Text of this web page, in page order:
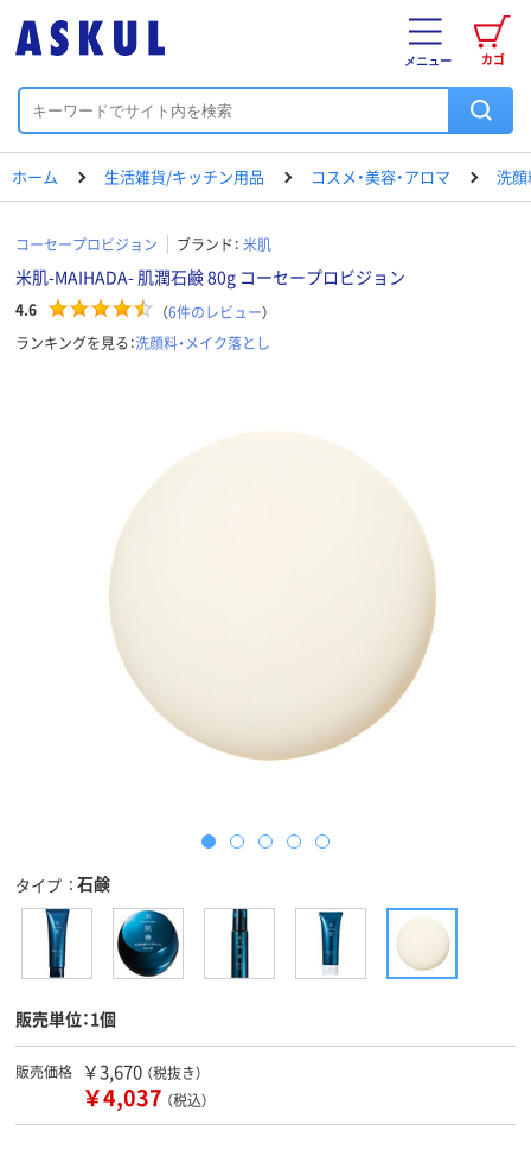
カゴ
メニュー
ホーム 生活雑貨/キッチン用品 コスメ・美容・アロマ 洗顔
コーセープロビジョン ブランド： 米肌
米肌-MAIHADA- 肌潤石鹸 80g コーセープロビジョン
4.6 （6件のレビュー）
ランキングを見る：洗顔料・メイク落とし
タイプ 石鹸
販売単位：1個
販売価格 ￥3,670 （税抜き）
￥4,037 （税込）